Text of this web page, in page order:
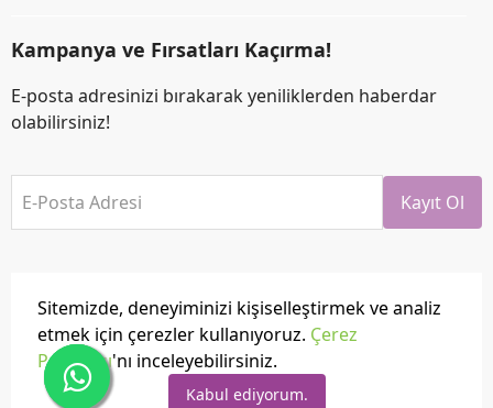
Sitemizde, deneyiminizi kişiselleştirmek ve analiz
etmek için çerezler kullanıyoruz. Çerez
Politikası'nı inceleyebilirsiniz.
Kabul ediyorum.
Kampanya ve Fırsatları Kaçırma!
E-posta adresinizi bırakarak yeniliklerden haberdar
olabilirsiniz!
E-Posta Adresi Kayıt Ol
Tüm hakları saklıdır.
Powered by ikas